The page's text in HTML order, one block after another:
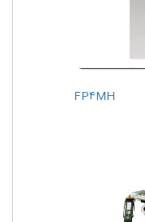
FP۴MH